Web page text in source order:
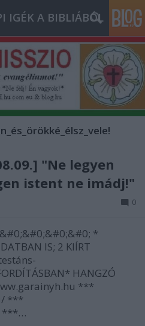
IGÉK A BIBLIÁBÓL
"Ne legyen
istent ne imádj!"
0
*
IS; 2 KIÍRT
HANGZÓ
***
***
***…